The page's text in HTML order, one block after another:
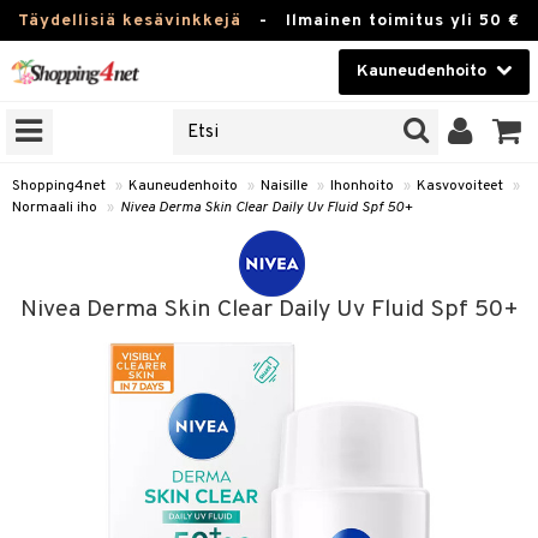
Täydellisiä kesävinkkejä - Ilmainen toimitus yli 50 €
Kauneudenhoito
Kauneudenhoito
Piilolinssit
Fitness
Koti & Sisustus
Lelut, Lapsi & Vauva
Shopping4net » Kauneudenhoito » Naisille » Ihonhoito » Kasvovoiteet »
Normaali iho
» Nivea Derma Skin Clear Daily Uv Fluid Spf 50+
Nivea Derma Skin Clear Daily Uv Fluid Spf 50+
tuotteet